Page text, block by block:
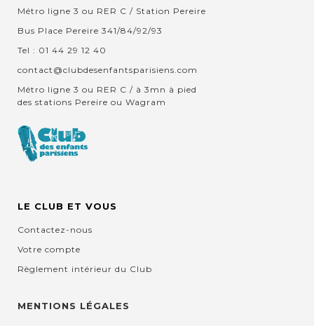
Métro ligne 3 ou RER C / Station Pereire
Bus Place Pereire 341/84/92/93
Tel : 01 44 29 12 40
contact@clubdesenfantsparisiens.com
Métro ligne 3 ou RER C / à 3mn à pied
des stations Pereire ou Wagram
LE CLUB ET VOUS
Contactez-nous
Votre compte
Règlement intérieur du Club
MENTIONS LÉGALES